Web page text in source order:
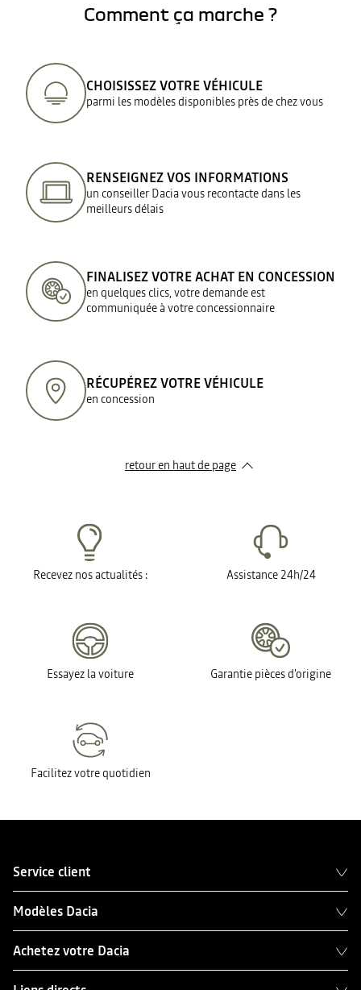
Comment ça marche ?
CHOISISSEZ VOTRE VÉHICULE
parmi les modèles disponibles près de chez vous
RENSEIGNEZ VOS INFORMATIONS
un conseiller Dacia vous recontacte dans les
meilleurs délais
FINALISEZ VOTRE ACHAT EN CONCESSION
en quelques clics, votre demande est
communiquée à votre concessionnaire
RÉCUPÉREZ VOTRE VÉHICULE
en concession
retour en haut de page​
Recevez nos actualités : Assistance 24h/24
Essayez la voiture Garantie pièces d'origine
Facilitez votre quotidien
Service client
Modèles Dacia
Achetez votre Dacia